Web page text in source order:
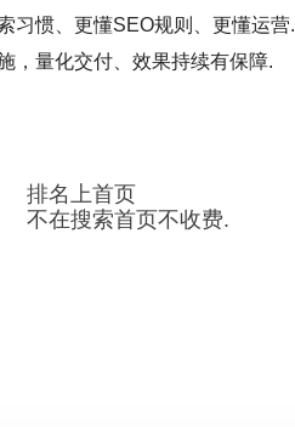
习惯、更懂SEO规则、更懂运营.
，量化交付、效果持续有保障.
排名上首页
不在搜索首页不收费.